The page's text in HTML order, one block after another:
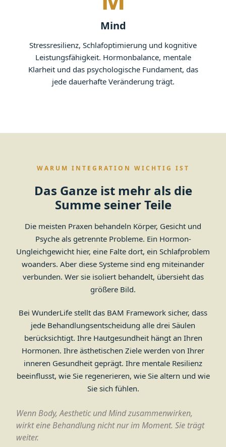
Mind
Stressresilienz, Schlafoptimierung und kognitive
Leistungsfähigkeit. Hormonbalance, mentale
Klarheit und das psychologische Fundament, das
jede dauerhafte Veränderung trägt.
WARUM INTEGRATION WICHTIG IST
Das Ganze ist mehr als die
Summe seiner Teile
Die meisten Praxen behandeln Körper, Gesicht und
Psyche als getrennte Probleme. Ein Hormon-
Ungleichgewicht hier, eine Falte dort, ein Schlafproblem
woanders. Aber diese Systeme sind eng miteinander
verbunden. Wer sie isoliert behandelt, übersieht das
größere Bild.
Bei WunderLife stellt das BAM Framework sicher, dass
jede Behandlungsentscheidung alle drei Säulen
berücksichtigt. Ihre Hautgesundheit hängt an Ihren
Hormonen. Ihre ästhetischen Ziele werden von Ihrer
inneren Gesundheit geprägt. Ihre mentale Resilienz
beeinflusst, wie Sie regenerieren, wie Sie altern und wie
Sie sich fühlen.
Wenn Body, Aesthetic und Mind zusammenwirken,
wirkt eine Behandlung nicht nur im Moment. Sie trägt
weiter.